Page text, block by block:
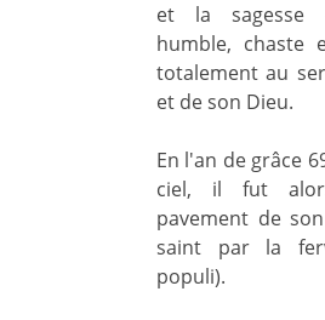
et la sagesse
humble, chaste
totalement au
et de son Dieu.
En l'an de grâce
ciel, il fut
pavement de
saint par la
populi).